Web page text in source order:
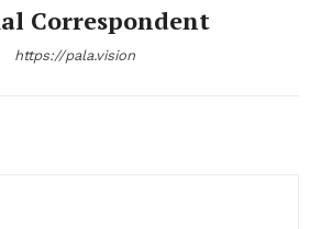
Correspondent
https://pala.vision